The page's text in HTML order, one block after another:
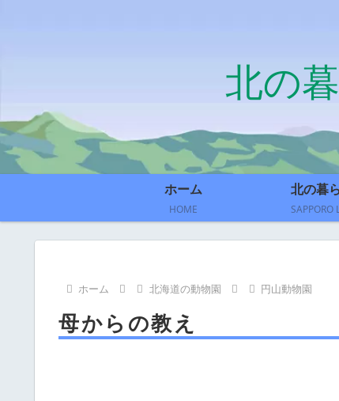
北の
ホーム
HOME
北の暮
SAPPORO
ホーム 北海道の動物園 円山動物園
母からの教え